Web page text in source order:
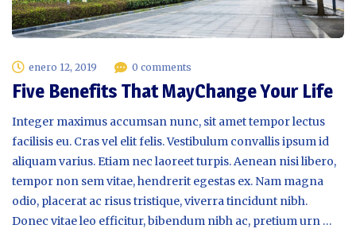
enero 12, 2019 0 comments
Five Benefits That MayChange Your Life
Integer maximus accumsan nunc, sit amet tempor lectus
facilisis eu. Cras vel elit felis. Vestibulum convallis ipsum id
aliquam varius. Etiam nec laoreet turpis. Aenean nisi libero,
tempor non sem vitae, hendrerit egestas ex. Nam magna
odio, placerat ac risus tristique, viverra tincidunt nibh.
Donec vitae leo efficitur, bibendum nibh ac, pretium urn …